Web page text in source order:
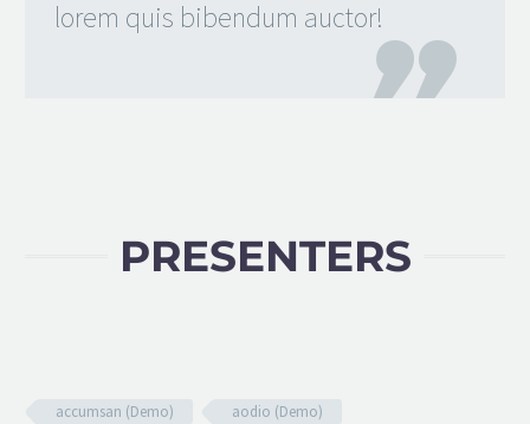
lorem quis bibendum auctor!
PRESENTERS
accumsan (Demo)
aodio (Demo)